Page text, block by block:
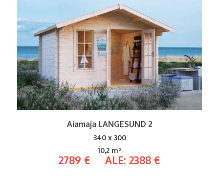
Aiamaja LANGESUND 2
340 x 300
10,2 m²
2789 € ALE: 2388 €